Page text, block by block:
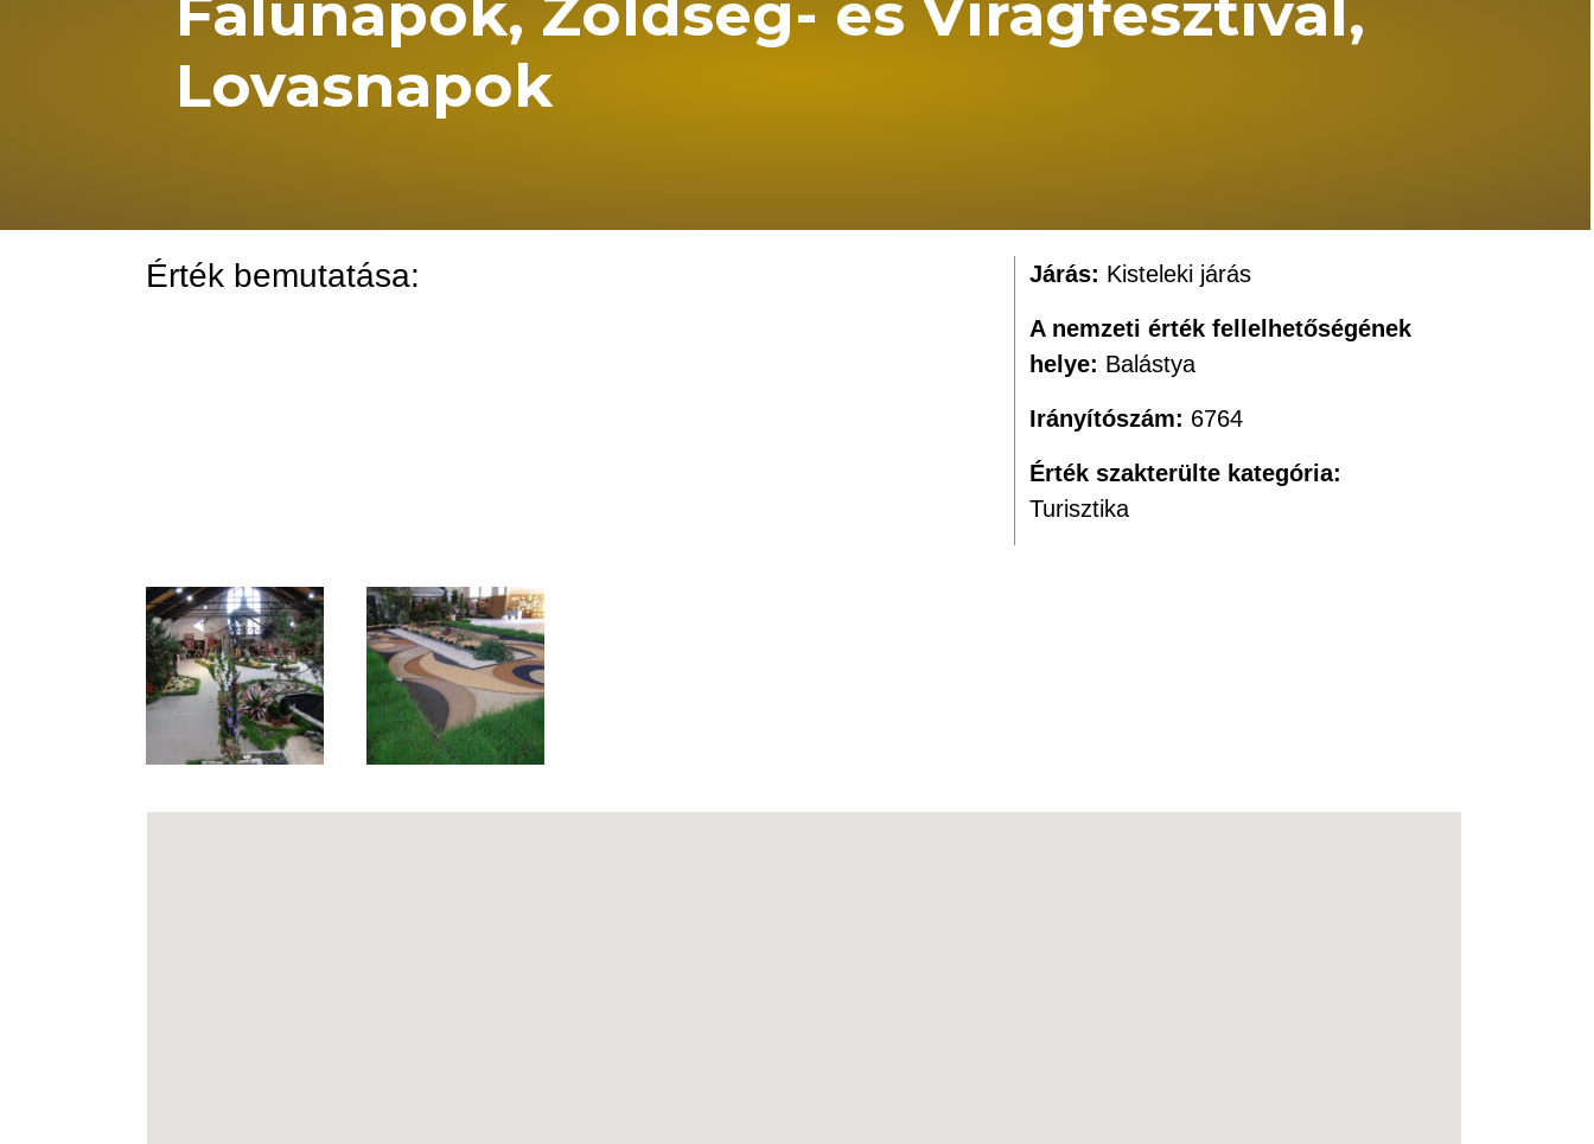
Falunapok, Zöldség- és Virágfesztivál,
Lovasnapok
Érték bemutatása: Járás: Kisteleki járás
A nemzeti érték fellelhetőségének
helye: Balástya
Irányítószám: 6764
Érték szakterülte kategória:
Turisztika